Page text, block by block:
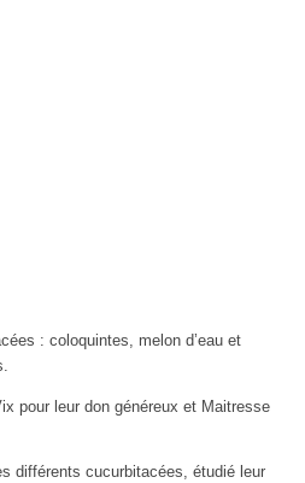
: coloquintes, melon d’eau et
pour leur don généreux et Maitresse
différents cucurbitacées, étudié leur